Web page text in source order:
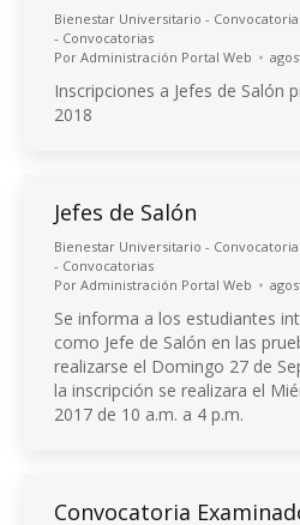
Bienestar Universitario -
- Convocatorias
Por Administración Portal Web
Inscripciones a Jefes de Salón
2018
Jefes de Salón
Bienestar Universitario -
- Convocatorias
Por Administración Portal Web
Se informa a los estudiantes
como Jefe de Salón en las
realizarse el Domingo 27 de
la inscripción se realizara el
2017 de 10 a.m. a 4 p.m.
Convocatoria